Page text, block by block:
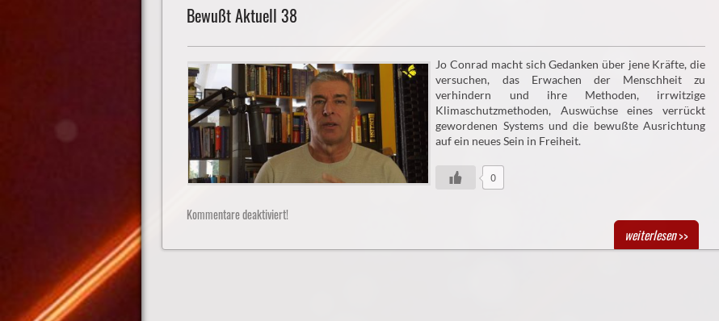
Bewußt Aktuell 38
Jo Conrad macht sich Gedanken über jene Kräfte, die
versuchen, das Erwachen der Menschheit zu
verhindern und ihre Methoden, irrwitzige
Klimaschutzmethoden, Auswüchse eines verrückt
gewordenen Systems und die bewußte Ausrichtung
auf ein neues Sein in Freiheit.
0
Kommentare deaktiviert!
weiterlesen>>